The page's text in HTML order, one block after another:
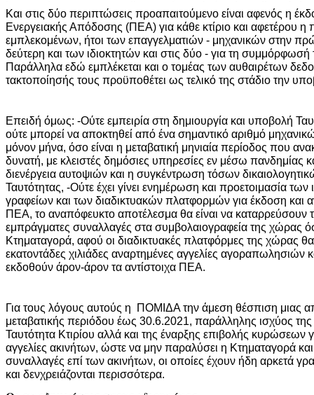
Και στις δύο περιπτώσεις προαπαιτούμενο είναι αφενός η
Ενεργειακής Απόδοσης (ΠΕΑ) για κάθε κτίριο και αφετέρου η
εμπλεκομένων, ήτοι των επαγγελματιών - μηχανικών στην
δεύτερη και των ιδιοκτητών και στις δύο - για τη συμμόρφωσή
Παράλληλα εδώ εμπλέκεται και ο τομέας των αυθαιρέτων
τακτοποίησής τους προϋποθέτει ως τελικό της στάδιο την
Επειδή όμως: -Ούτε εμπειρία στη δημιουργία και υποβολή
ούτε μπορεί να αποκτηθεί από ένα σημαντικό αριθμό
μόνον μήνα, όσο είναι η μεταβατική μηνιαία περίοδος που
δυνατή, με κλειστές δημόσιες υπηρεσίες εν μέσω πανδημίας
διενέργεια αυτοψιών και η συγκέντρωση τόσων
Ταυτότητας, -Ούτε έχει γίνει ενημέρωση και προετοιμασία των
γραφείων και των διαδικτυακών πλατφορμών για έκδοση και
ΠΕΑ, το αναπόφευκτο αποτέλεσμα θα είναι να καταρρεύσουν
εμπράγματες συναλλαγές στα συμβολαιογραφεία της χώρας
Κτηματαγορά, αφού οι διαδικτυακές πλατφόρμες της χώρας
εκατοντάδες χιλιάδες αναρτημένες αγγελίες αγοραπωλησιών
εκδοθούν άρον-άρον τα αντίστοιχα ΠΕΑ.
Για τους λόγους αυτούς η ΠΟΜΙΔΑ την άμεση θέσπιση μιας
μεταβατικής περιόδου έως 30.6.2021, παράλληλης ισχύος
Ταυτότητα Κτιρίου αλλά και της έναρξης επιβολής
αγγελίες ακινήτων, ώστε να μην παραλύσει η Κτηματαγορά
συναλλαγές επί των ακινήτων, οι οποίες έχουν ήδη αρκετά
και δενχρειάζονται περισσότερα.